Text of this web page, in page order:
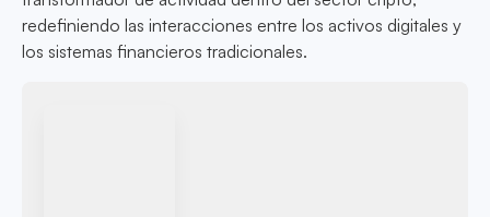
redefiniendo las interacciones entre los activos digitales y
los sistemas financieros tradicionales.